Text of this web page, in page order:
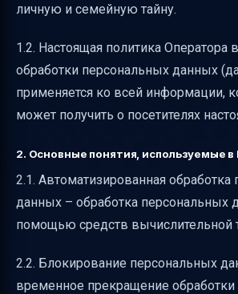
личную и семейную тайну.
1.2. Настоящая политика Оператора
обработки персональных данных
применяется ко всей информации,
может получить о посетителях
2. Основные понятия, используемые в
2.1. Автоматизированная
данных – обработка персональных
помощью средств вычислительной
2.2. Блокирование персональных
временное прекращение